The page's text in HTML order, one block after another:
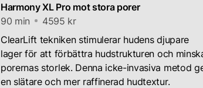
Harmony XL Pro mot stora porer
90 min
4595 kr
ClearLift tekniken stimulerar hudens djupare
lager för att förbättra hudstrukturen och
porernas storlek. Denna icke-invasiva metod
en slätare och mer raffinerad hudtextur.